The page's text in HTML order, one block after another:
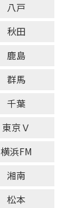
八戸
秋田
鹿島
群馬
千葉
東京Ｖ
横浜FM
湘南
松本